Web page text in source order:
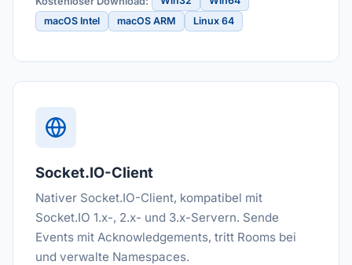
macOS Intel
macOS ARM Linux 64
Socket.IO-Client
Nativer Socket.IO-Client, kompatibel mit
Socket.IO 1.x-, 2.x- und 3.x-Servern. Sende
Events mit Acknowledgements, tritt Rooms bei
und verwalte Namespaces.